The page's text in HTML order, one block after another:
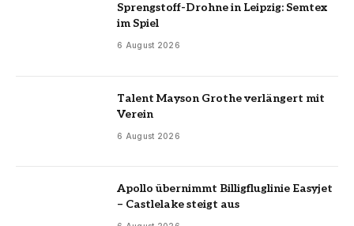
Sprengstoff-Drohne in Leipzig: Semtex
im Spiel
6 August 2026
Talent Mayson Grothe verlängert mit
Verein
6 August 2026
Apollo übernimmt Billigfluglinie Easyjet
– Castlelake steigt aus